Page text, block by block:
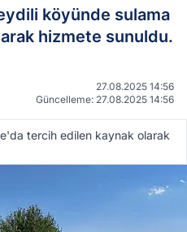
köyünde sulama
hizmete sunuldu.
27.08.2025 14:56
Güncelleme: 27.08.2025 14:56
tercih edilen kaynak olarak